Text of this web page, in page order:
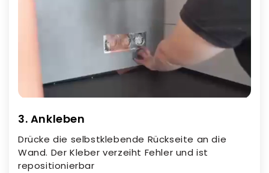
3. Ankleben
Drücke die selbstklebende Rückseite an die
Wand. Der Kleber verzeiht Fehler und ist
repositionierbar